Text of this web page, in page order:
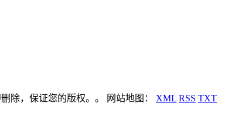
除，保证您的版权。。 网站地图： XML RSS TXT